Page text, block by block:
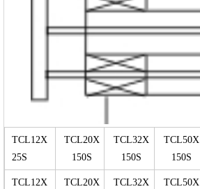
TCL12X
25S
TCL20X
150S
TCL32X
150S
TCL50X
150S
TCL12X
TCL20X
TCL32X
TCL50X